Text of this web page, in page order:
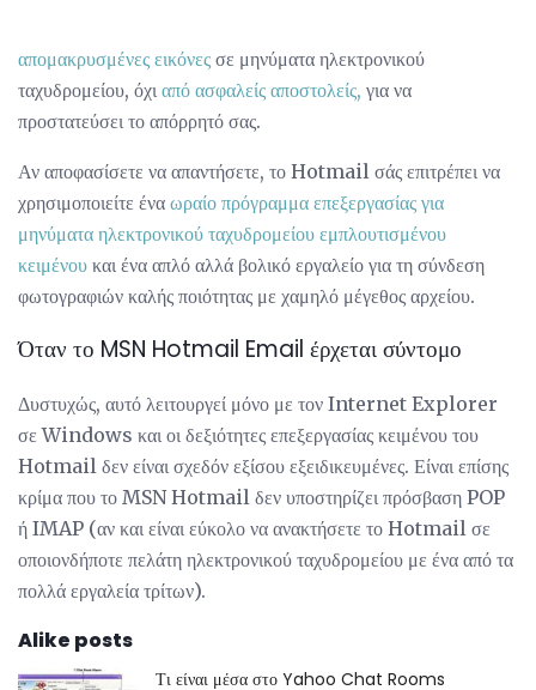
απομακρυσμένες εικόνες σε μηνύματα ηλεκτρονικού
ταχυδρομείου, όχι από ασφαλείς αποστολείς, για να
προστατεύσει το απόρρητό σας.
Αν αποφασίσετε να απαντήσετε, το Hotmail σάς επιτρέπει να
χρησιμοποιείτε ένα ωραίο πρόγραμμα επεξεργασίας για
μηνύματα ηλεκτρονικού ταχυδρομείου εμπλουτισμένου
κειμένου και ένα απλό αλλά βολικό εργαλείο για τη σύνδεση
φωτογραφιών καλής ποιότητας με χαμηλό μέγεθος αρχείου.
Όταν το MSN Hotmail Email έρχεται σύντομο
Δυστυχώς, αυτό λειτουργεί μόνο με τον Internet Explorer
σε Windows και οι δεξιότητες επεξεργασίας κειμένου του
Hotmail δεν είναι σχεδόν εξίσου εξειδικευμένες. Είναι επίσης
κρίμα που το MSN Hotmail δεν υποστηρίζει πρόσβαση POP
ή IMAP (αν και είναι εύκολο να ανακτήσετε το Hotmail σε
οποιονδήποτε πελάτη ηλεκτρονικού ταχυδρομείου με ένα από τα
πολλά εργαλεία τρίτων).
Alike posts
Τι είναι μέσα στο Yahoo Chat Rooms